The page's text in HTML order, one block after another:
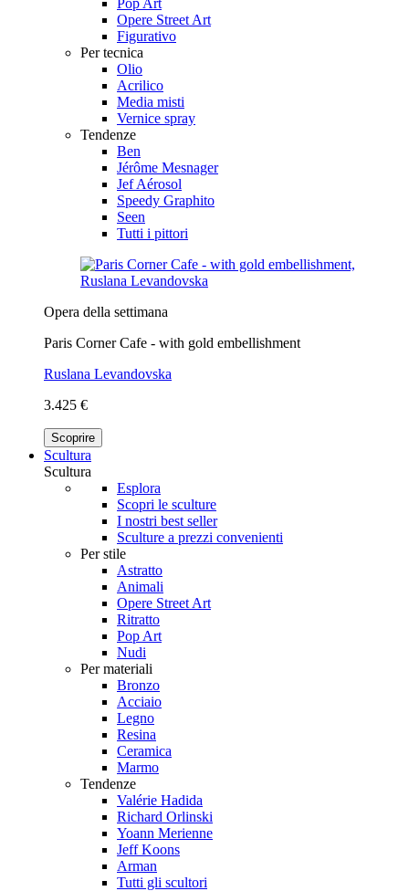
Opere Street Art
Figurativo
Per tecnica
Olio
Acrilico
Media misti
Vernice spray
Tendenze
Ben
Jérôme Mesnager
Jef Aérosol
Speedy Graphito
Seen
Tutti i pittori
Opera della settimana
Paris Corner Cafe - with gold embellishment
Ruslana Levandovska
3.425 €
Scoprire
Scultura
Scultura
Esplora
Scopri le sculture
I nostri best seller
Sculture a prezzi convenienti
Per stile
Astratto
Animali
Opere Street Art
Ritratto
Pop Art
Nudi
Per materiali
Bronzo
Acciaio
Legno
Resina
Ceramica
Marmo
Tendenze
Valérie Hadida
Richard Orlinski
Yoann Merienne
Jeff Koons
Arman
Tutti gli scultori